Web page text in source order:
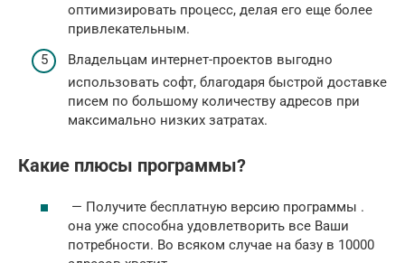
оптимизировать процесс, делая его еще более
привлекательным.
Владельцам интернет-проектов выгодно
использовать софт, благодаря быстрой доставке
писем по большому количеству адресов при
максимально низких затратах.
Какие плюсы программы?
— Получите бесплатную версию программы .
она уже способна удовлетворить все Ваши
потребности. Во всяком случае на базу в 10000